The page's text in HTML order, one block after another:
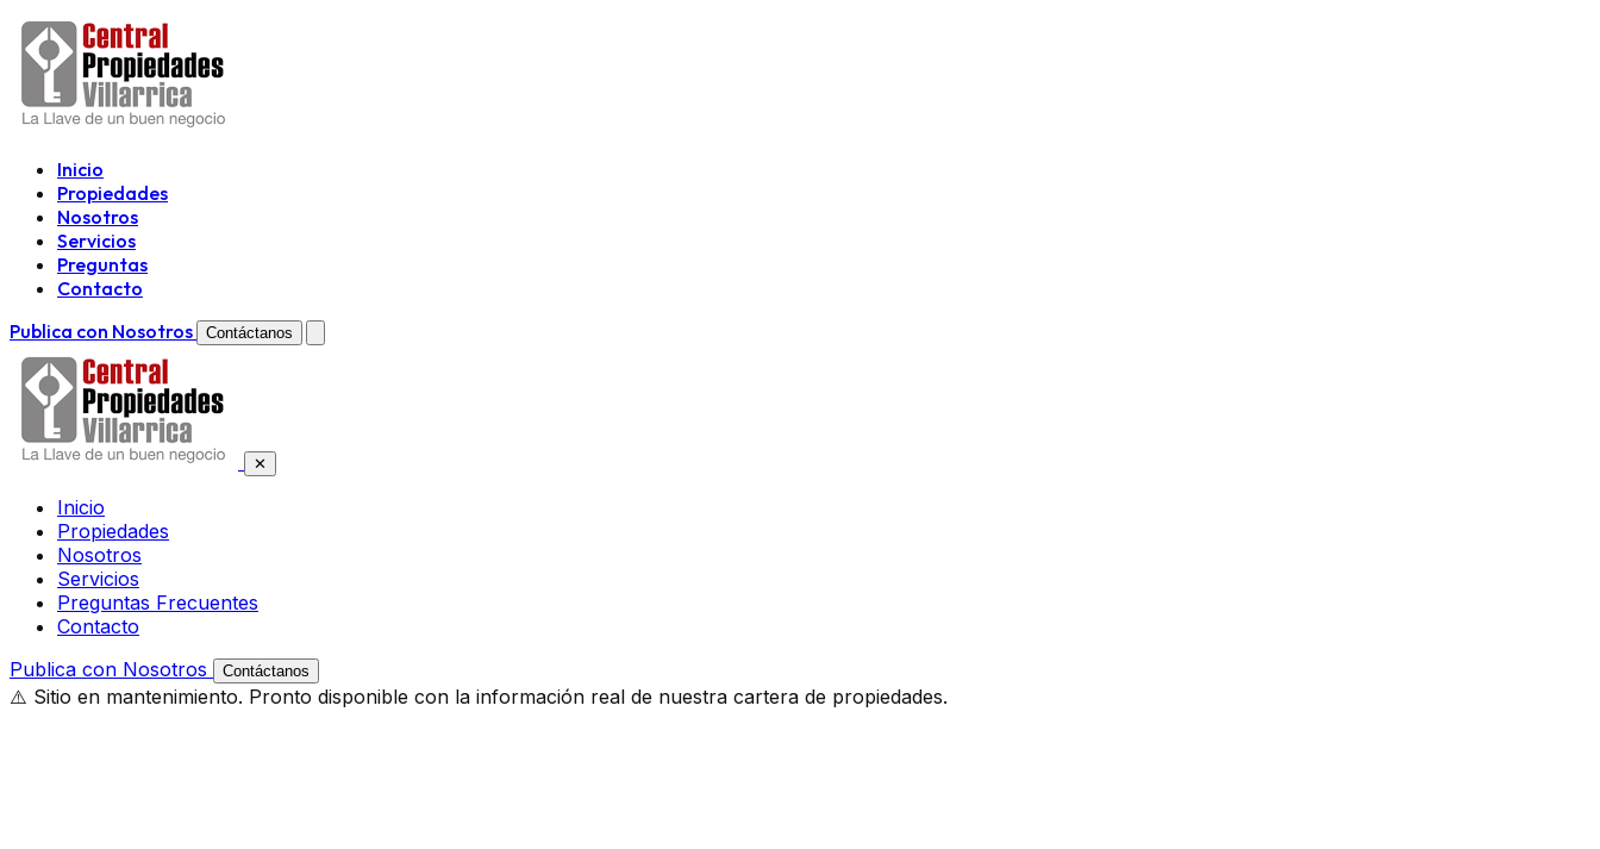
Inicio
Propiedades
Nosotros
Servicios
Preguntas
Contacto
Publica con Nosotros
Contáctanos
✕
Inicio
Propiedades
Nosotros
Servicios
Preguntas Frecuentes
Contacto
Publica con Nosotros
Contáctanos
⚠️ Sitio en mantenimiento. Pronto disponible con la información real de nuestra cartera de propiedades.